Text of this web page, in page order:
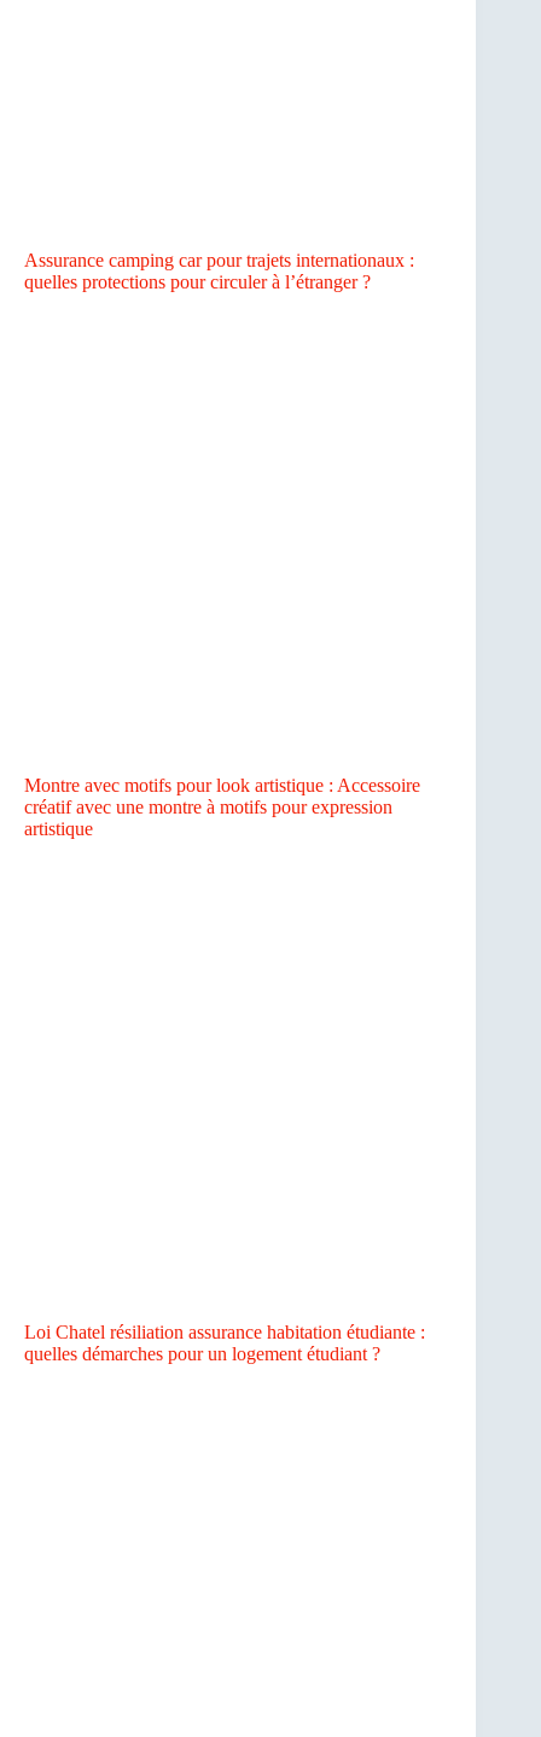
Assurance camping car pour trajets internationaux :
quelles protections pour circuler à l’étranger ?
Montre avec motifs pour look artistique : Accessoire
créatif avec une montre à motifs pour expression
artistique
Loi Chatel résiliation assurance habitation étudiante :
quelles démarches pour un logement étudiant ?